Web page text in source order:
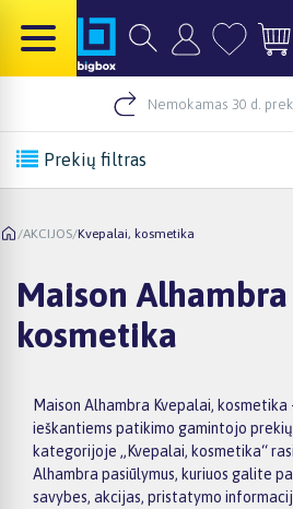
Nemokamas 30 d.
Prekių filtras
/AKCIJOS/Kvepalai, kosmetika
Maison
kosmetika
Maison Alhambra Kvepalai,
ieškantiems patikimo gamintojo
kategorijoje „Kvepalai, kosmetika“
Alhambra pasiūlymus, kuriuos galite
savybes, akcijas, pristatymo